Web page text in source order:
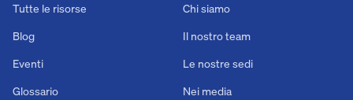
Tutte le risorse
Blog
Eventi
Glossario
Chi siamo
Il nostro team
Le nostre sedi
Nei media